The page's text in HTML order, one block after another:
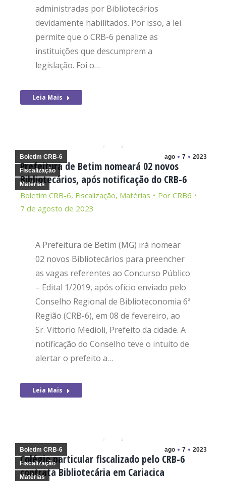
administradas por Bibliotecários
devidamente habilitados. Por isso, a lei
permite que o CRB-6 penalize as
instituições que descumprem a
legislação. Foi o…
Leia Mais
ago 7 2023
Boletim CRB-6
Fiscalização
Matérias
Prefeitura de Betim nomeará 02 novos
Bibliotecários, após notificação do CRB-6
Boletim CRB-6, Fiscalização, Matérias Por CRB6
7 de agosto de 2023
A Prefeitura de Betim (MG) irá nomear
02 novos Bibliotecários para preencher
as vagas referentes ao Concurso Público
– Edital 1/2019, após ofício enviado pelo
Conselho Regional de Biblioteconomia 6ª
Região (CRB-6), em 08 de fevereiro, ao
Sr. Vittorio Medioli, Prefeito da cidade. A
notificação do Conselho teve o intuito de
alertar o prefeito a…
Leia Mais
ago 7 2023
Boletim CRB-6
Fiscalização
Matérias
Colégio particular fiscalizado pelo CRB-6
contrata Bibliotecária em Cariacica